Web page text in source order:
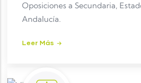
Oposiciones a Secundaria,
Andalucía.
Leer Más